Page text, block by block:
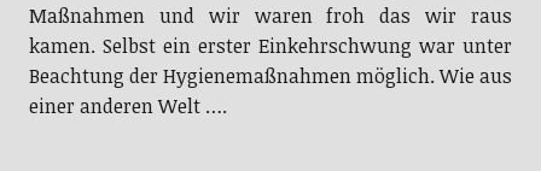
Maßnahmen und wir waren froh das wir raus
kamen. Selbst ein erster Einkehrschwung war unter
Beachtung der Hygienemaßnahmen möglich. Wie aus
einer anderen Welt ….